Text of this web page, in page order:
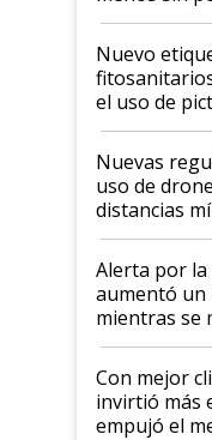
fina
Nuevo
el uso de
palabras de
indicaciones
Nuevas
uso de
distancias
Alerta por la
aumentó un
mientras se
conflicto en
Con mejor
invirtió más
empujó el